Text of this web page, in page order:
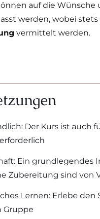
auf die Wünsche
werden, wobei stets
vermittelt werden.
Der Kurs ist auch
Ein grundlegendes
Zubereitung sind von
Lernen: Erlebe
Gruppe